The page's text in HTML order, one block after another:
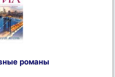
романы